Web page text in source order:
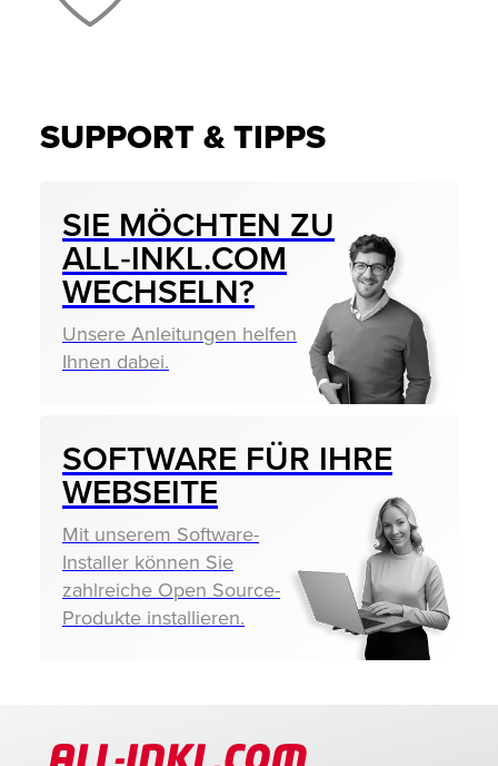
SUPPORT & TIPPS
SIE MÖCHTEN ZU
ALL‑INKL.COM
WECHSELN?
Unsere Anleitungen helfen
Ihnen dabei.
SOFTWARE FÜR IHRE
WEBSEITE
Mit unserem Software-
Installer können Sie
zahlreiche Open Source-
Produkte installieren.